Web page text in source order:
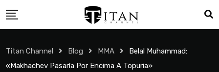
Titan Channel Blog MMA
Belal Muhammad:
«Makhachev Pasaría Por Encima A Topuria»